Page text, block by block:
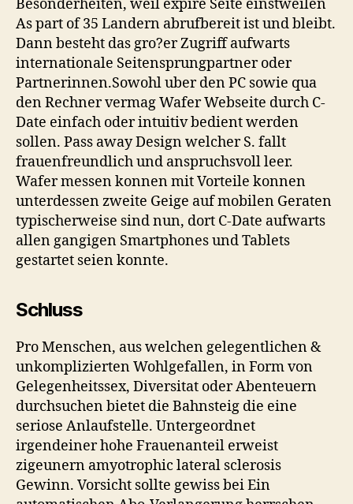
Besonderheiten, weil expire Seite einstweilen
As part of 35 Landern abrufbereit ist und bleibt.
Dann besteht das gro?er Zugriff aufwarts
internationale Seitensprungpartner oder
Partnerinnen.Sowohl uber den PC sowie qua
den Rechner vermag Wafer Webseite durch C-
Date einfach oder intuitiv bedient werden
sollen. Pass away Design welcher S. fallt
frauenfreundlich und anspruchsvoll leer.
Wafer messen konnen mit Vorteile konnen
unterdessen zweite Geige auf mobilen Geraten
typischerweise sind nun, dort C-Date aufwarts
allen gangigen Smartphones und Tablets
gestartet seien konnte.
Schluss
Pro Menschen, aus welchen gelegentlichen &
unkomplizierten Wohlgefallen, in Form von
Gelegenheitssex, Diversitat oder Abenteuern
durchsuchen bietet die Bahnsteig die eine
seriose Anlaufstelle. Untergeordnet
irgendeiner hohe Frauenanteil erweist
zigeunern amyotrophic lateral sclerosis
Gewinn. Vorsicht sollte gewiss bei Ein